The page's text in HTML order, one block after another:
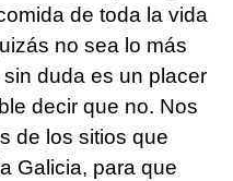
de toda la vida
no sea lo más
duda es un placer
decir que no. Nos
de los sitios que
Galicia, para que